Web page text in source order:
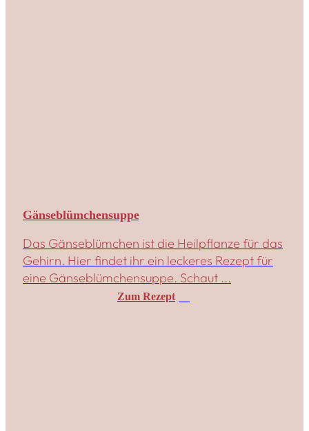
Gänseblümchensuppe
Das Gänseblümchen ist die Heilpflanze für das
Gehirn. Hier findet ihr ein leckeres Rezept für
eine Gänseblümchensuppe. Schaut ...
Zum Rezept